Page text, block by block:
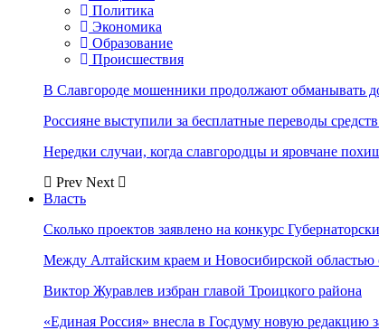
Политика
Экономика
Образование
Происшествия
В Славгороде мошенники продолжают обманывать
Россияне выступили за бесплатные переводы
Нередки случаи, когда славгородцы и яровчане
Prev Next
Власть
Сколько проектов заявлено на конкурс
Между Алтайским краем и Новосибирской областью
Виктор Журавлев избран главой Троицкого района
«Единая Россия» внесла в Госдуму новую редакцию